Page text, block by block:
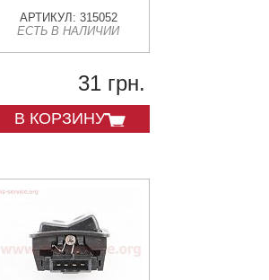
АРТИКУЛ: 315052
ЕСТЬ В НАЛИЧИИ
31 грн.
В КОРЗИНУ